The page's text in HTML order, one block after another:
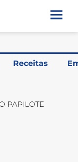
Receitas
PAPILOTE